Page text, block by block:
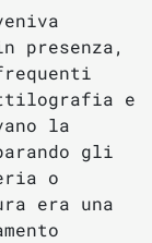
presenza,
e
la
gli
o
era una